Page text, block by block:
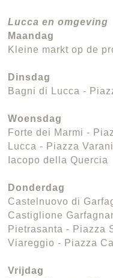
Lucca en omgeving
Maandag
Kleine markt op de
Dinsdag
Bagni di Lucca -
Woensdag
Forte dei Marmi -
Lucca - Piazza
Iacopo della Quercia
Donderdag
Castelnuovo di
Castiglione
Pietrasanta - Piazza
Viareggio - Piazza
Vrijdag